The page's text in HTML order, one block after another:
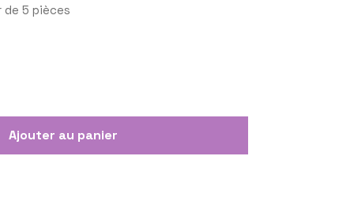
5 pièces
Ajouter au panier